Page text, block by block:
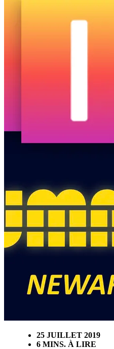
25 JUILLET 2019
6 MINS. À LIRE